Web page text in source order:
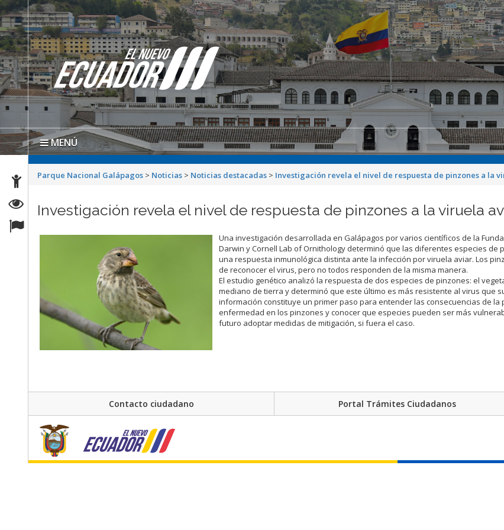
MENÚ
Parque Nacional Galápagos > Noticias > Noticias destacadas > Investigación revela el nivel de respuesta de pinzones a la
Investigación revela el nivel de respuesta de pinzones a la viruela
Una investigación desarrollada en Galápagos por varios científicos de la
Darwin y Cornell Lab of Ornithology determinó que las diferentes especies de
una respuesta inmunológica distinta ante la infección por viruela aviar. Los
de reconocer el virus, pero no todos responden de la misma manera.
El estudio genético analizó la respuesta de dos especies de pinzones: el
mediano de tierra y determinó que este último es más resistente al virus que
información constituye un primer paso para entender las consecuencias de la
enfermedad en los pinzones y conocer que especies pueden ser más
futuro adoptar medidas de mitigación, si fuera el caso.
Contacto ciudadano Portal Trámites Ciudadanos